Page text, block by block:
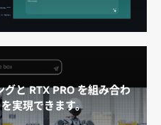
、実行するためのメモ
す。
と RTX PRO を組み合わ
実現できます。